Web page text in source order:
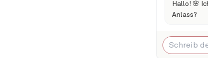
Hallo! 🌸
Anlass?